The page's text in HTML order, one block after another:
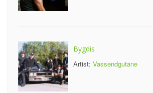
Bygdis
Artist: Vassendgutane